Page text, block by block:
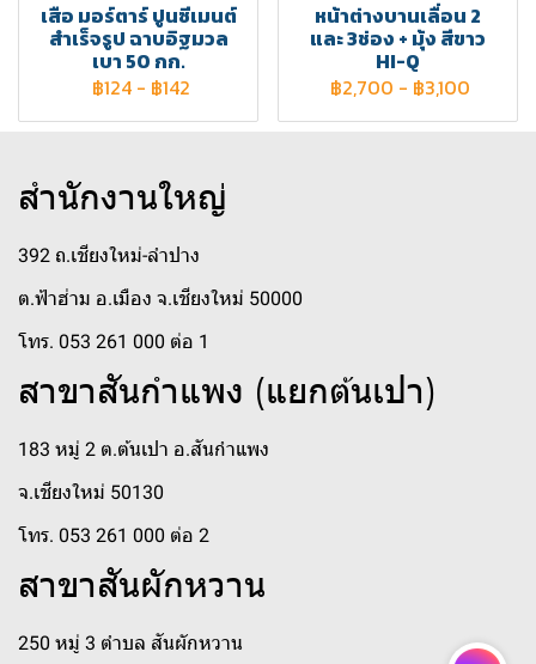
เสือ มอร์ตาร์ ปูนซีเมนต์
สำเร็จรูป ฉาบอิฐมวล
เบา 50 กก.
฿124 - ฿142
หน้าต่างบานเลื่อน 2
และ 3ช่อง + มุ้ง สีขาว
HI-Q
฿2,700 - ฿3,100
สำนักงานใหญ่
392 ถ.เชียงใหม่-ลำปาง
ต.ฟ้าฮ่าม อ.เมือง จ.เชียงใหม่ 50000
โทร. 053 261 000 ต่อ 1
สาขาสันกำแพง (แยกต้นเปา)
183 หมู่ 2 ต.ต้นเปา อ.สันกำแพง
จ.เชียงใหม่ 50130
โทร. 053 261 000 ต่อ 2
สาขาสันผักหวาน
250 หมู่ 3 ตำบล สันผักหวาน